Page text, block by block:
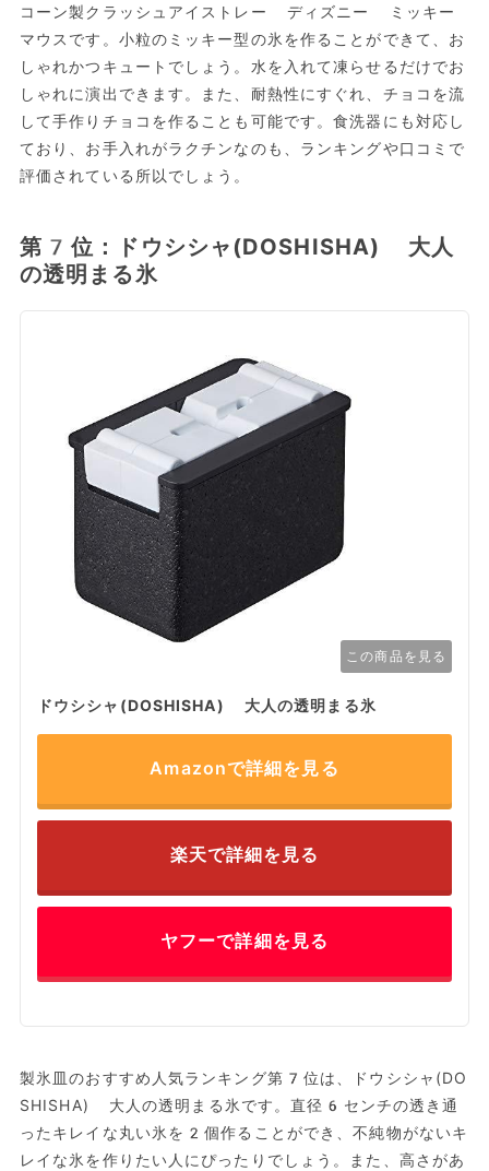
コーン製クラッシュアイストレー ディズニー ミッキー
マウスです。小粒のミッキー型の氷を作ることができて、お
しゃれかつキュートでしょう。水を入れて凍らせるだけでお
しゃれに演出できます。また、耐熱性にすぐれ、チョコを流
して手作りチョコを作ることも可能です。食洗器にも対応し
ており、お手入れがラクチンなのも、ランキングや口コミで
評価されている所以でしょう。
第7位：ドウシシャ(DOSHISHA) 大人
の透明まる氷
この商品を見る
ドウシシャ(DOSHISHA) 大人の透明まる氷
Amazonで詳細を見る
楽天で詳細を見る
ヤフーで詳細を見る
製氷皿のおすすめ人気ランキング第7位は、ドウシシャ(DO
SHISHA) 大人の透明まる氷です。直径6センチの透き通
ったキレイな丸い氷を2個作ることができ、不純物がないキ
レイな氷を作りたい人にぴったりでしょう。また、高さがあ